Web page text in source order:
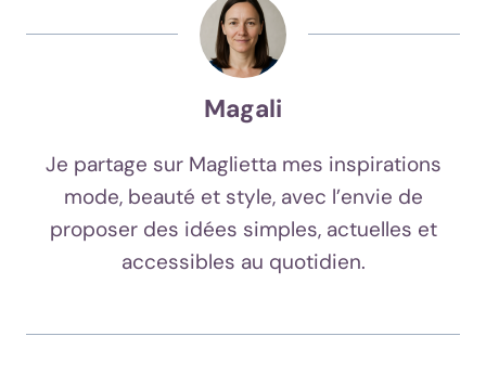
Magali
Je partage sur Maglietta mes inspirations
mode, beauté et style, avec l’envie de
proposer des idées simples, actuelles et
accessibles au quotidien.